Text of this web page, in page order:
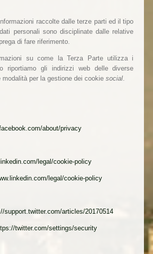
raccolte dalle terze parti ed il tipo
personali sono disciplinate dalle relative
di fare riferimento.
su come la Terza Parte utilizza i
riportiamo gli indirizzi web delle diverse
modalità per la gestione dei cookie social.
about/privacy
legal/cookie-policy
legal/cookie-policy
support.twitter.com/articles/20170514
twitter.com/settings/security